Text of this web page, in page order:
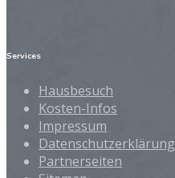
Services
Hausbesuch
Kosten-Infos
Impressum
Datenschutzerklärung
Partnerseiten